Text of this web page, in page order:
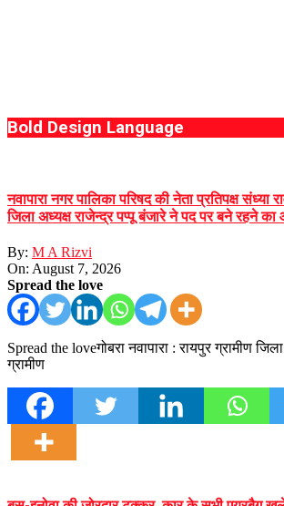
Bold Design Language
नवापारा नगर पालिका परिषद की नेता प्रतिपक्ष संध्या
जिला अध्यक्ष राजेन्द्र पप्पू बंजारे ने पद पर बने रहने का
By: M A Rizvi
On: August 7, 2026
Spread the love
Spread the loveगोबरा नवापारा : रायपुर ग्रामीण
ग्रामीण